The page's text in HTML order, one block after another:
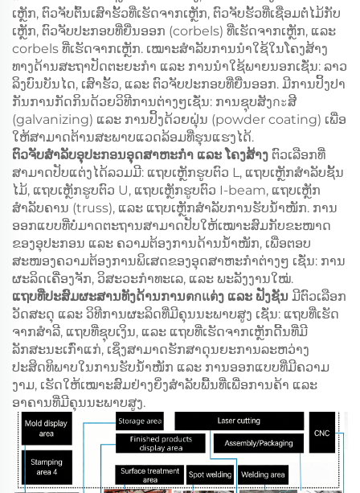
ເຫຼັກ, ຕົວຈັບຕົ້ນເສົາຮັ້ວທີ່ເຮັດຈາກເຫຼັກ, ຕົວຈັບຮັ້ວທີ່ເຊື່ອມຕໍ່ໄມ້ກັບ
ເຫຼັກ, ຕົວຈັບປະກອບທີ່ຍື່ນອອກ (corbels) ທີ່ເຮັດຈາກເຫຼັກ, ແລະ
corbels ທີ່ເຮັດຈາກເຫຼັກ. ເໝາະສຳລັບການນຳໃຊ້ໃນໂຄງສ້າງ
ທາງດ້ານສະຖາປັດຕະຍະກຳ ແລະ ການນຳໃຊ້ພາຍນອກເຊັ່ນ: ລາວ
ລິງບົນບັນໄດ, ເສົາຮັ້ວ, ແລະ ຕົວຈັບປະກອບທີ່ຍື່ນອອກ. ມີການປິ້ງປາ
ກັນການກັດກິນດ້ວຍວິທີການຕ່າງໆເຊັ່ນ: ການຊຸບສັງกะສີ
(galvanizing) ແລະ ການປິ້ງດ້ວຍຝຸ່ນ (powder coating) ເພື່ອ
ໃຫ້ສາມາດຕ້ານສະພາບແວດລ້ອມທີ່ຮຸນແຮງໄດ້.
ຕົວຈັບສຳລັບອຸປະກອນອຸດສາຫະກຳ ແລະ ໂຄງສ້າງ ຕົວເລືອກທີ່
ສາມາດປັບແຕ່ງໄດ້ລວມມີ: ແຖບເຫຼັກຮູບຕົວ L, ແຖບເຫຼັກສຳລັບຊັ້ນ
ໄມ້, ແຖບເຫຼັກຮູບຕົວ U, ແຖບເຫຼັກຮູບຕົວ I-beam, ແຖບເຫຼັກ
ສຳລັບຄານ (truss), ແລະ ແຖບເຫຼັກສຳລັບການຮັບນ້ຳໜັກ. ການ
ອອກແບບທີ່ບໍ່ມາດຕະຖານສາມາດປັບໃຫ້ເໝາະສົມກັບຂະໜາດ
ຂອງອຸປະກອນ ແລະ ຄວາມຕ້ອງການດ້ານນ້ຳໜັກ, ເພື່ອຕອບ
ສະໜອງຄວາມຕ້ອງການພິເສດຂອງອຸດສາຫະກຳຕ່າງໆ ເຊັ່ນ: ການ
ຜະລິດເຄື່ອງຈັກ, ວິສະວະກຳທະເລ, ແລະ ພະລັງງານໃໝ່.
ແຖບທີ່ປະສົມຜະສານທັງດ້ານການตกแต່ງ ແລະ ຟັງຊັນ ມີຕົວເລືອກ
ວັດສະດຸ ແລະ ວິທີການຜະລິດທີ່ມີຄຸນນະພາບສູງ ເຊັ່ນ: ແຖບທີ່ເຮັດ
ຈາກສຳລີ, ແຖບທີ່ຊຸບເງິນ, ແລະ ແຖບທີ່ເຮັດຈາກເຫຼັກດີ້ນທີ່ມີ
ລັກສະນະເກົ່າແກ່, ເຊິ່ງສາມາດຮັກສາດຸນຍະການລະຫວ່າງ
ປະສິດທິພາບໃນການຮັບນ້ຳໜັກ ແລະ ການອອກແບບທີ່ມີຄວາມ
ງາມ, ເຮັດໃຫ້ເໝາະສົມຢ່າງຍິ່ງສຳລັບພື້ນທີ່ເພື່ອການຄ້າ ແລະ
ອາຄານທີ່ມີຄຸນນະພາບສູງ.